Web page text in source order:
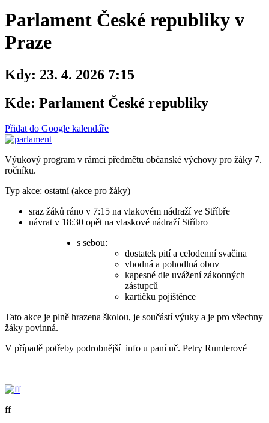
Parlament České republiky v
Praze
Kdy: 23. 4. 2026 7:15
Kde: Parlament České republiky
Přidat do Google kalendáře
Výukový program v rámci předmětu občanské výchovy pro žáky 7.
ročníku.
Typ akce: ostatní (akce pro žáky)
sraz žáků ráno v 7:15 na vlakovém nádraží ve Stříbře
návrat v 18:30 opět na vlaskové nádraží Stříbro
s sebou:
dostatek pití a celodenní svačina
vhodná a pohodlná obuv
kapesné dle uvážení zákonných
zástupců
kartičku pojištěnce
Tato akce je plně hrazena školou, je součástí výuky a je pro všechny
žáky povinná.
V případě potřeby podrobnější info u paní uč. Petry Rumlerové
ff